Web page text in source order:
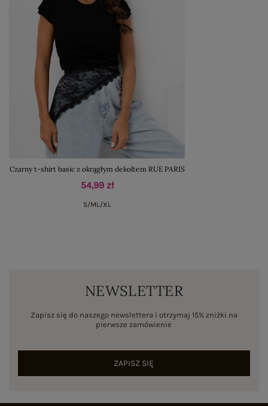
Czarny t-shirt basic z okrągłym dekoltem RUE PARIS
54,99 zł
S/ML/XL
NEWSLETTER
Zapisz się do naszego newslettera i otrzymaj 15% zniżki na
pierwsze zamówienie
ZAPISZ SIĘ